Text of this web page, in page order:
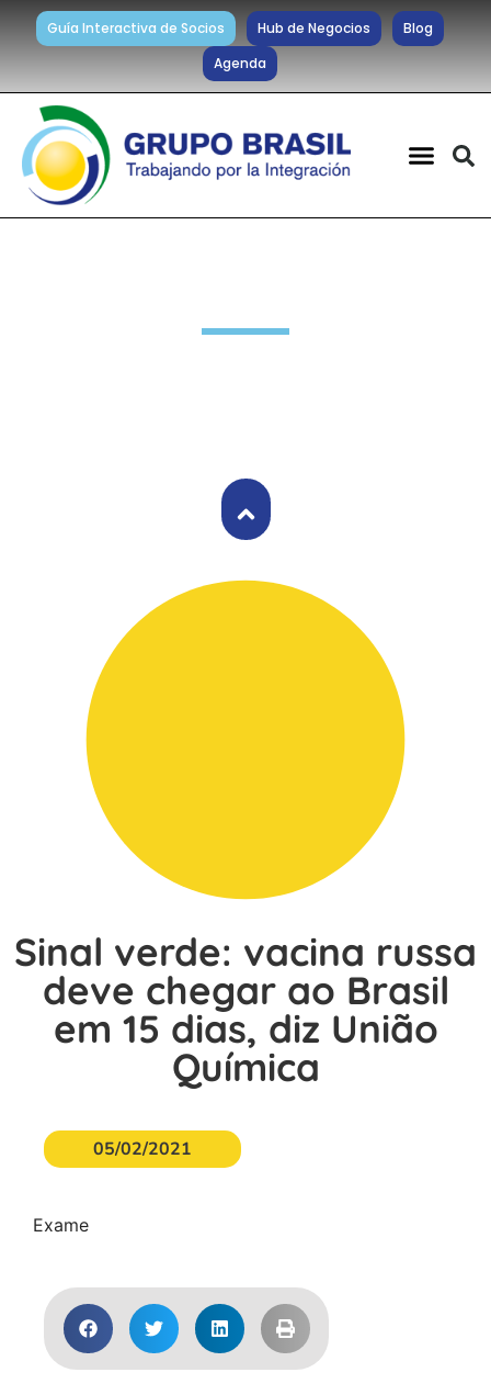
Guía Interactiva de Socios Hub de Negocios
Blog
Agenda
Sinal verde: vacina russa
deve chegar ao Brasil
em 15 dias, diz União
Química
05/02/2021
Exame